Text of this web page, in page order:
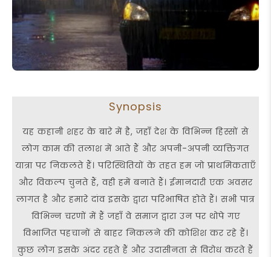
Synopsis
यह कहानी शहर के बारे में है, जहाँ देश के विभिन्न हिस्सों से
लोग काम की तलाश में आते हैं और अपनी-अपनी व्यक्तिगत
यात्रा पर निकलते हैं। परिस्थितियों के तहत हम जो प्राथमिकताएँ
और विकल्प चुनते हैं, वही हमें बनाते हैं। ईमानदारी एक अवसर
लागत है और हमारे दांव इसके द्वारा परिभाषित होते हैं। सभी पात्र
विभिन्न चरणों में हैं जहाँ वे समाज द्वारा उन पर थोपे गए
विभाजित पहचानों से बाहर निकलने की कोशिश कर रहे हैं।
कुछ लोग इसके अंदर रहते हैं और उदासीनता से विरोध करते हैं